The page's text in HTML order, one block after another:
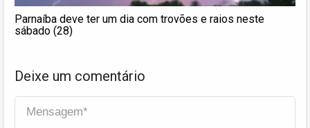
Parnaíba deve ter um dia com trovões e raios neste
sábado (28)
Deixe um comentário